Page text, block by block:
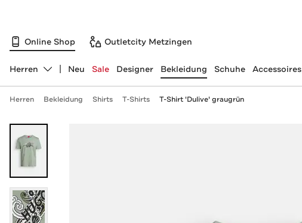
Online Shop Outletcity Metzingen
Abteilung ändern, ausgewählt:
Herren Neu Sale Designer Bekleidung Schuhe Accessoires
Herren Bekleidung Shirts T-Shirts T-Shirt 'Dulive' graugrün